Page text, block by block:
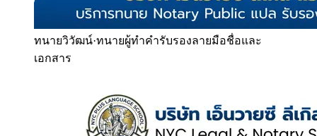
ทนายวิวัฒน์·ทนายผู้ทำคำรับรองลายมือชื่อและ
เอกสาร